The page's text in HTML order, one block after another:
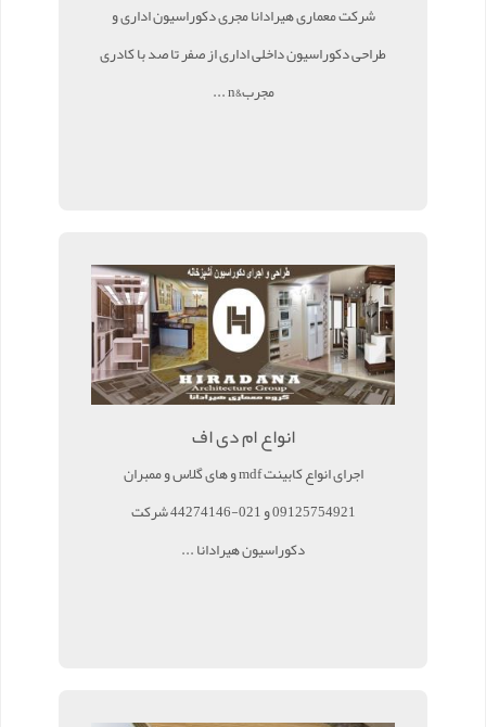
شرکت معماری هیرادانا مجری دکوراسیون اداری و
طراحی دکوراسیون داخلی اداری از صفر تا صد با کادری
مجرب&n ...
انواع ام دی اف
اجرای انواع کابینت mdf و های گلاس و ممبران
09125754921 و 021-44274146 شرکت
دکوراسیون هیرادانا ...